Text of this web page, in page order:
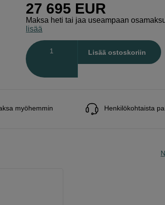
27 695 EUR
Maksa heti tai jaa useampaan
lisää
Lisää ostoskoriin
myöhemmin Henkilökohtaista